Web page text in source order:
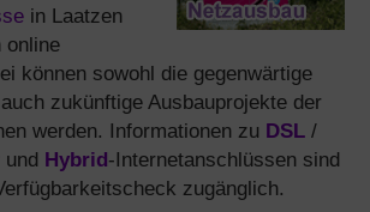
in Laatzen
online
können sowohl die gegenwärtige
zukünftige Ausbauprojekte der
werden. Informationen zu DSL /
und Hybrid-Internetanschlüssen sind
zugänglich.